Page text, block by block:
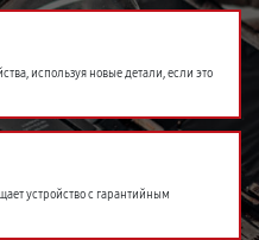
используя новые детали, если это
устройство с гарантийным